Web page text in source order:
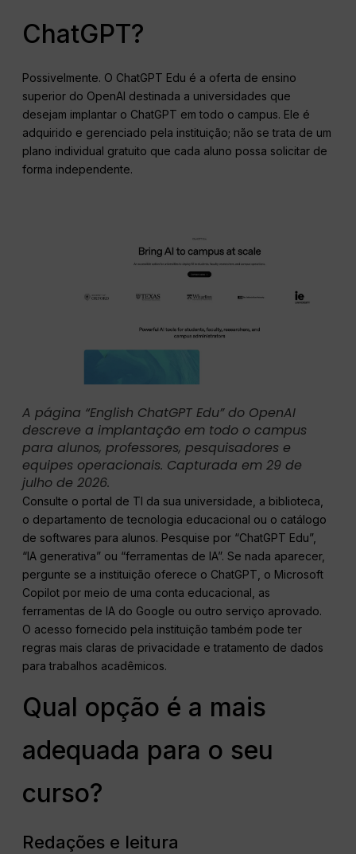
ChatGPT?
Possivelmente. O ChatGPT Edu é a oferta de ensino
superior do OpenAI destinada a universidades que
desejam implantar o ChatGPT em todo o campus. Ele é
adquirido e gerenciado pela instituição; não se trata de um
plano individual gratuito que cada aluno possa solicitar de
forma independente.
A página “English ChatGPT Edu” do OpenAI
descreve a implantação em todo o campus
para alunos, professores, pesquisadores e
equipes operacionais. Capturada em 29 de
julho de 2026.
Consulte o portal de TI da sua universidade, a biblioteca,
o departamento de tecnologia educacional ou o catálogo
de softwares para alunos. Pesquise por “ChatGPT Edu”,
“IA generativa” ou “ferramentas de IA”. Se nada aparecer,
pergunte se a instituição oferece o ChatGPT, o Microsoft
Copilot por meio de uma conta educacional, as
ferramentas de IA do Google ou outro serviço aprovado.
O acesso fornecido pela instituição também pode ter
regras mais claras de privacidade e tratamento de dados
para trabalhos acadêmicos.
Qual opção é a mais
adequada para o seu
curso?
Redações e leitura